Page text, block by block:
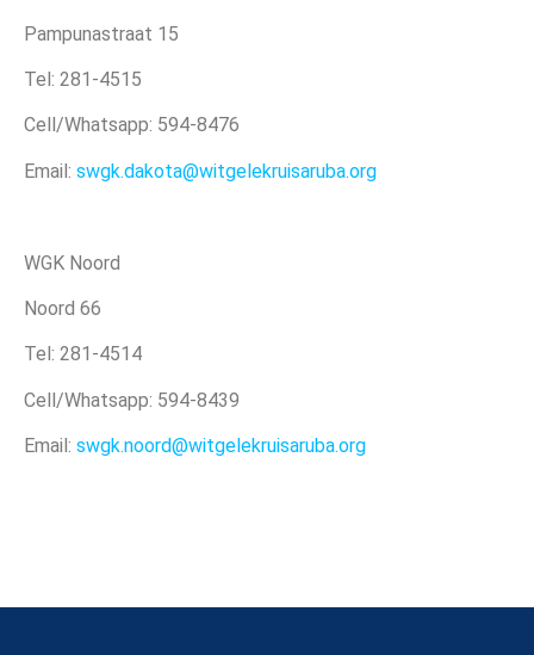
Pampunastraat 15
Tel: 281-4515
Cell/Whatsapp: 594-8476
Email: swgk.dakota@witgelekruisaruba.org
WGK Noord
Noord 66
Tel: 281-4514
Cell/Whatsapp: 594-8439
Email: swgk.noord@witgelekruisaruba.org